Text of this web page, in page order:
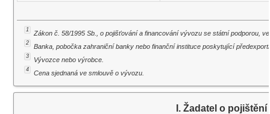
1 Zákon č. 58/1995 Sb., o pojišťování a financování vývozu se státní podporou,
2 Banka, pobočka zahraniční banky nebo finanční instituce poskytující
3 Vývozce nebo výrobce.
4 Cena sjednaná ve smlouvě o vývozu.
I. Žadatel o pojištění